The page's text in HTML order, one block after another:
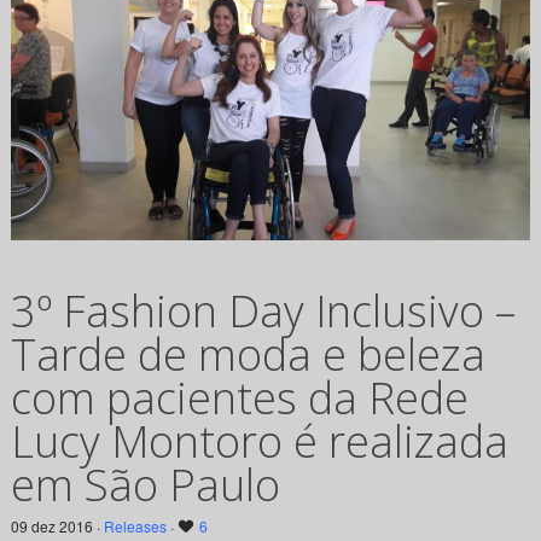
3º Fashion Day Inclusivo –
Tarde de moda e beleza
com pacientes da Rede
Lucy Montoro é realizada
em São Paulo
09 dez 2016 · Releases· 6